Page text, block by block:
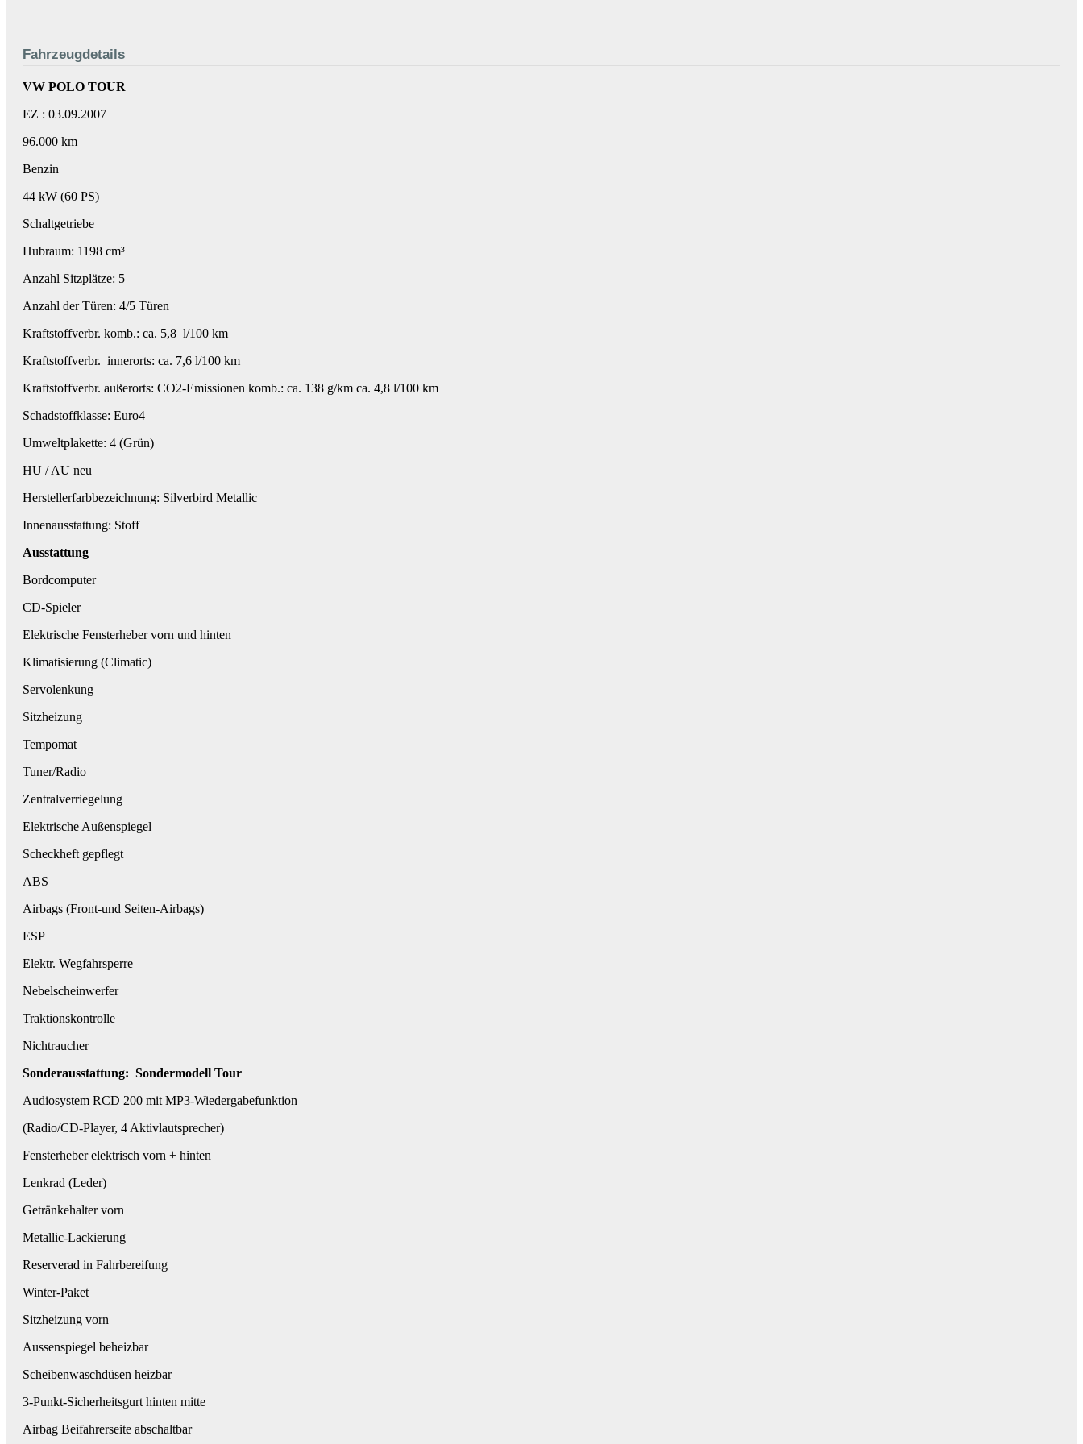
Fahrzeugdetails
VW POLO TOUR
EZ : 03.09.2007
96.000 km
Benzin
44 kW (60 PS)
Schaltgetriebe
Hubraum: 1198 cm³
Anzahl Sitzplätze: 5
Anzahl der Türen: 4/5 Türen
Kraftstoffverbr. komb.: ca. 5,8 l/100 km
Kraftstoffverbr. innerorts: ca. 7,6 l/100 km
Kraftstoffverbr. außerorts: CO2-Emissionen komb.: ca. 138 g/km ca. 4,8 l/100 km
Schadstoffklasse: Euro4
Umweltplakette: 4 (Grün)
HU / AU neu
Herstellerfarbbezeichnung: Silverbird Metallic
Innenausstattung: Stoff
Ausstattung
Bordcomputer
CD-Spieler
Elektrische Fensterheber vorn und hinten
Klimatisierung (Climatic)
Servolenkung
Sitzheizung
Tempomat
Tuner/Radio
Zentralverriegelung
Elektrische Außenspiegel
Scheckheft gepflegt
ABS
Airbags (Front-und Seiten-Airbags)
ESP
Elektr. Wegfahrsperre
Nebelscheinwerfer
Traktionskontrolle
Nichtraucher
Sonderausstattung: Sondermodell Tour
Audiosystem RCD 200 mit MP3-Wiedergabefunktion
(Radio/CD-Player, 4 Aktivlautsprecher)
Fensterheber elektrisch vorn + hinten
Lenkrad (Leder)
Getränkehalter vorn
Metallic-Lackierung
Reserverad in Fahrbereifung
Winter-Paket
Sitzheizung vorn
Aussenspiegel beheizbar
Scheibenwaschdüsen heizbar
3-Punkt-Sicherheitsgurt hinten mitte
Airbag Beifahrerseite abschaltbar